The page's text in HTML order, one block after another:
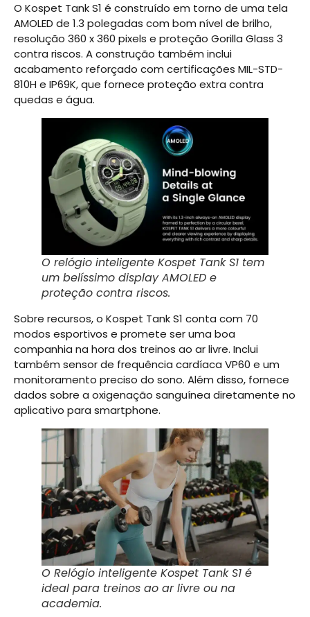
O Kospet Tank S1 é construído em torno de uma tela
AMOLED de 1.3 polegadas com bom nível de brilho,
resolução 360 x 360 pixels e proteção Gorilla Glass 3
contra riscos. A construção também inclui
acabamento reforçado com certificações MIL-STD-
810H e IP69K, que fornece proteção extra contra
quedas e água.
O relógio inteligente Kospet Tank S1 tem
um belíssimo display AMOLED e
proteção contra riscos.
Sobre recursos, o Kospet Tank S1 conta com 70
modos esportivos e promete ser uma boa
companhia na hora dos treinos ao ar livre. Inclui
também sensor de frequência cardíaca VP60 e um
monitoramento preciso do sono. Além disso, fornece
dados sobre a oxigenação sanguínea diretamente no
aplicativo para smartphone.
O Relógio inteligente Kospet Tank S1 é
ideal para treinos ao ar livre ou na
academia.